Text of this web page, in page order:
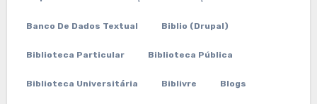
Banco De Dados Textual Biblio (Drupal)
Biblioteca Particular Biblioteca Pública
Biblioteca Universitária Biblivre Blogs